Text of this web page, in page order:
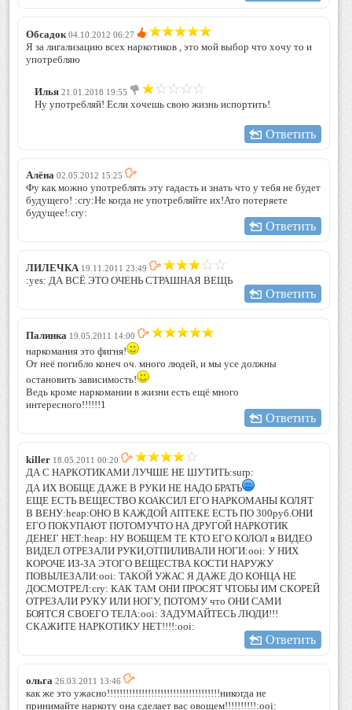
Обсадок 04.10.2012 06:27
Я за лигализацию всех наркотиков , это мой выбор что хочу то и
употребляю
Илья 21.01.2018 19:55
Ну употребляй! Если хочешь свою жизнь испортить!
Ответить
Алёна 02.05.2012 15:25
Фу как можно употреблять эту гадасть и знать что у тебя не будет
будущего! :cry:Не когда не употребляйте их!Ато потеряете
будущее!:cry:
Ответить
ЛИЛЕЧКА 19.11.2011 23:49
:yes: ДА ВСЁ ЭТО ОЧЕНЬ СТРАШНАЯ ВЕЩЬ
Ответить
Палинка 19.05.2011 14:00
наркомания это фигня!
От неё погибло конеч оч. много людей, и мы усе должны
остановить зависимость!
Ведь кроме наркомании в жизни есть ещё много
интересного!!!!!!1
Ответить
killer 18.05.2011 00:20
ДА С НАРКОТИКАМИ ЛУЧШЕ НЕ ШУТИТЬ:surp:
ДА ИХ ВОБЩЕ ДАЖЕ В РУКИ НЕ НАДО БРАТЬ
ЕЩЕ ЕСТЬ ВЕЩЕСТВО КОАКСИЛ ЕГО НАРКОМАНЫ КОЛЯТ
В ВЕНУ:heap:ОНО В КАЖДОЙ АПТЕКЕ ЕСТЬ ПО 300руб.ОНИ
ЕГО ПОКУПАЮТ ПОТОМУЧТО НА ДРУГОЙ НАРКОТИК
ДЕНЕГ НЕТ:heap: НУ ВОБЩЕМ ТЕ КТО ЕГО КОЛОЛ я ВИДЕО
ВИДЕЛ ОТРЕЗАЛИ РУКИ,ОТПИЛИВАЛИ НОГИ:ooi: У НИХ
КОРОЧЕ ИЗ-ЗА ЭТОГО ВЕЩЕСТВА КОСТИ НАРУЖУ
ПОВЫЛЕЗАЛИ:ooi: ТАКОЙ УЖАС Я ДАЖЕ ДО КОНЦА НЕ
ДОСМОТРЕЛ:cry: КАК ТАМ ОНИ ПРОСЯТ ЧТОБЫ ИМ СКОРЕЙ
ОТРЕЗАЛИ РУКУ ИЛИ НОГУ, ПОТОМУ что ОНИ САМИ
БОЯТСЯ СВОЕГО ТЕЛА:ooi: ЗАДУМАЙТЕСЬ ЛЮДИ!!!
СКАЖИТЕ НАРКОТИКУ НЕТ!!!!:ooi:
Ответить
ольга 26.03.2011 13:46
как же это ужасно!!!!!!!!!!!!!!!!!!!!!!!!!!!!!!!!!!!!никогда не
принимайте наркоту она сделает вас овощем!!!!!!!!!!:ooi: